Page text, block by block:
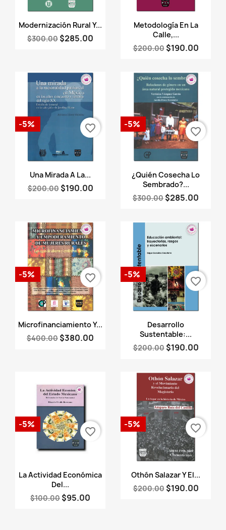
Vista rápida
Modernización Rural Y...
$300.00 $285.00
Vista rápida
Metodología En La
Calle,...
$200.00 $190.00
Vista rápida
Una Mirada A La...
$200.00 $190.00
-5% favorite_border
Vista rápida
¿Quién Cosecha Lo
Sembrado?...
$300.00 $285.00
-5%
favorite_border
Vista rápida
Microfinanciamiento Y...
$400.00 $380.00
-5% favorite_border
Vista rápida
Desarrollo
Sustentable:...
$200.00 $190.00
-5%
favorite_border
Vista rápida
La Actividad Económica
Del...
$100.00 $95.00
-5%
favorite_border
Vista rápida
Othón Salazar Y El...
$200.00 $190.00
-5% favorite_border